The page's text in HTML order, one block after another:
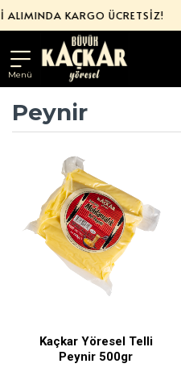
KARGO ÜCRETSİZ!
Peynir
Kaçkar Yöresel Telli
Peynir 500gr